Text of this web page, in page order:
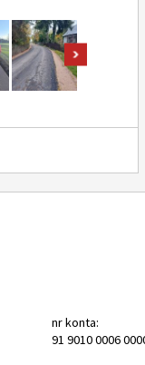
nr konta:
91 9010 0006